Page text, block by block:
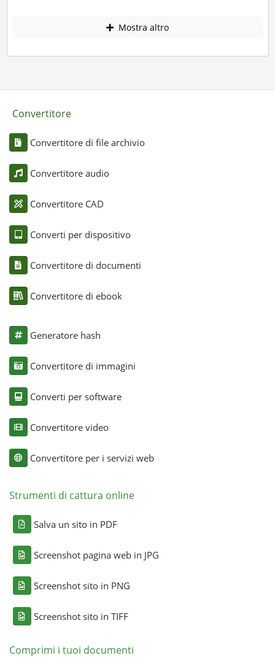
Mostra altro
Convertitore
Convertitore di file archivio
Convertitore audio
Convertitore CAD
Converti per dispositivo
Convertitore di documenti
Convertitore di ebook
Generatore hash
Convertitore di immagini
Converti per software
Convertitore video
Convertitore per i servizi web
Strumenti di cattura online
Salva un sito in PDF
Screenshot pagina web in JPG
Screenshot sito in PNG
Screenshot sito in TIFF
Comprimi i tuoi documenti